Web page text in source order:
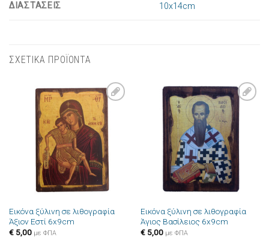
ΔΙΑΣΤΑΣΕΙΣ 10x14cm
ΣΧΕΤΙΚΑ ΠΡΟΪΟΝΤΑ
Πρόσθήκη
στην λίστα
επιθυμιών
Εικόνα ξύλινη σε λιθογραφία
Άξιον Εστί 6x9cm
€5,00 με ΦΠΑ
Πρόσθήκη
στην λίστα
επιθυμιών
Εικόνα ξύλινη σε λιθογραφία
Άγιος Βασίλειος 6x9cm
€5,00 με ΦΠΑ